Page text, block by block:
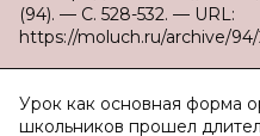
(94). — С. 528-532. — URL:
https://moluch.ru/archive/
Урок как основная форма
школьников прошел